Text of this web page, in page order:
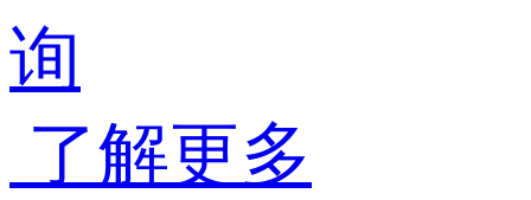
询
了解更多